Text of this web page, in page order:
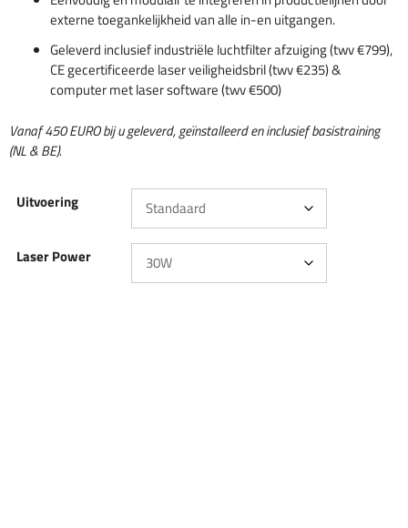
externe toegankelijkheid van alle in-en uitgangen.
Geleverd inclusief industriële luchtfilter afzuiging (twv €799),
CE gecertificeerde laser veiligheidsbril (twv €235) &
computer met laser software (twv €500)
Vanaf 450 EURO bij u geleverd, geïnstalleerd en inclusief basistraining
(NL & BE).
Uitvoering
Laser Power